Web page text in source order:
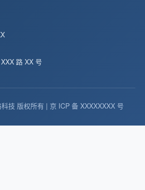
路 XX 号
技 版权所有 | 京 ICP 备 XXXXXXXX 号